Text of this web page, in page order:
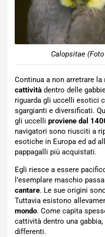
Calopsitae
Continua a non arretrare la
cattività dentro delle
riguarda gli uccelli esotici
sgargianti e diversificati.
gli uccelli proviene dal
navigatori sono riusciti a
esotiche in Europa ed ad
pappagalli più acquistati.
Egli riesce a essere
l’esemplare maschio
cantare. Le sue origini
Tuttavia esistono
mondo. Come capita
cattività dentro una
differenti.